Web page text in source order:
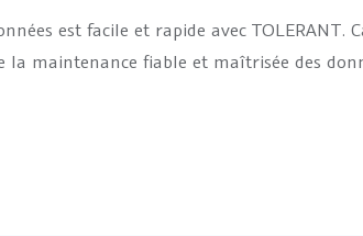
est facile et rapide avec TOLERANT.
maintenance fiable et maîtrisée des